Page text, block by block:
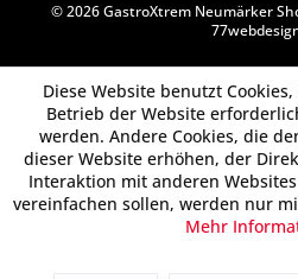
© 2026 GastroXtrem Neumärker
Diese Website benutzt
Betrieb der Website
werden. Andere Cookies, die
dieser Website erhöhen, der
Interaktion mit anderen
vereinfachen sollen, werden nur
Mehr